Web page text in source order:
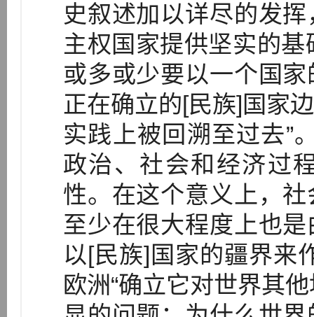
史叙述加以详尽的发
主权国家提供坚实的基
或多或少要以一个国
正在确立的[民族]国家
实践上被回溯至过去”
政治、社会和经济过
性。在这个意义上，
至少在很大程度上也
以[民族]国家的疆界来
欧洲“确立它对世界其